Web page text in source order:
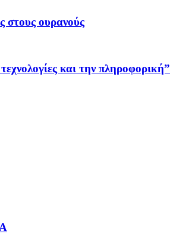
στους ουρανούς
και την πληροφορική”